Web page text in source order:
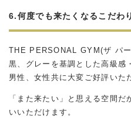
6.何度でも来たくなるこだわ
THE PERSONAL GYM(ザ パ
黒、グレーを基調とした高級感
男性、女性共に大変ご好評いた
「また来たい」と思える空間
いいただけます。